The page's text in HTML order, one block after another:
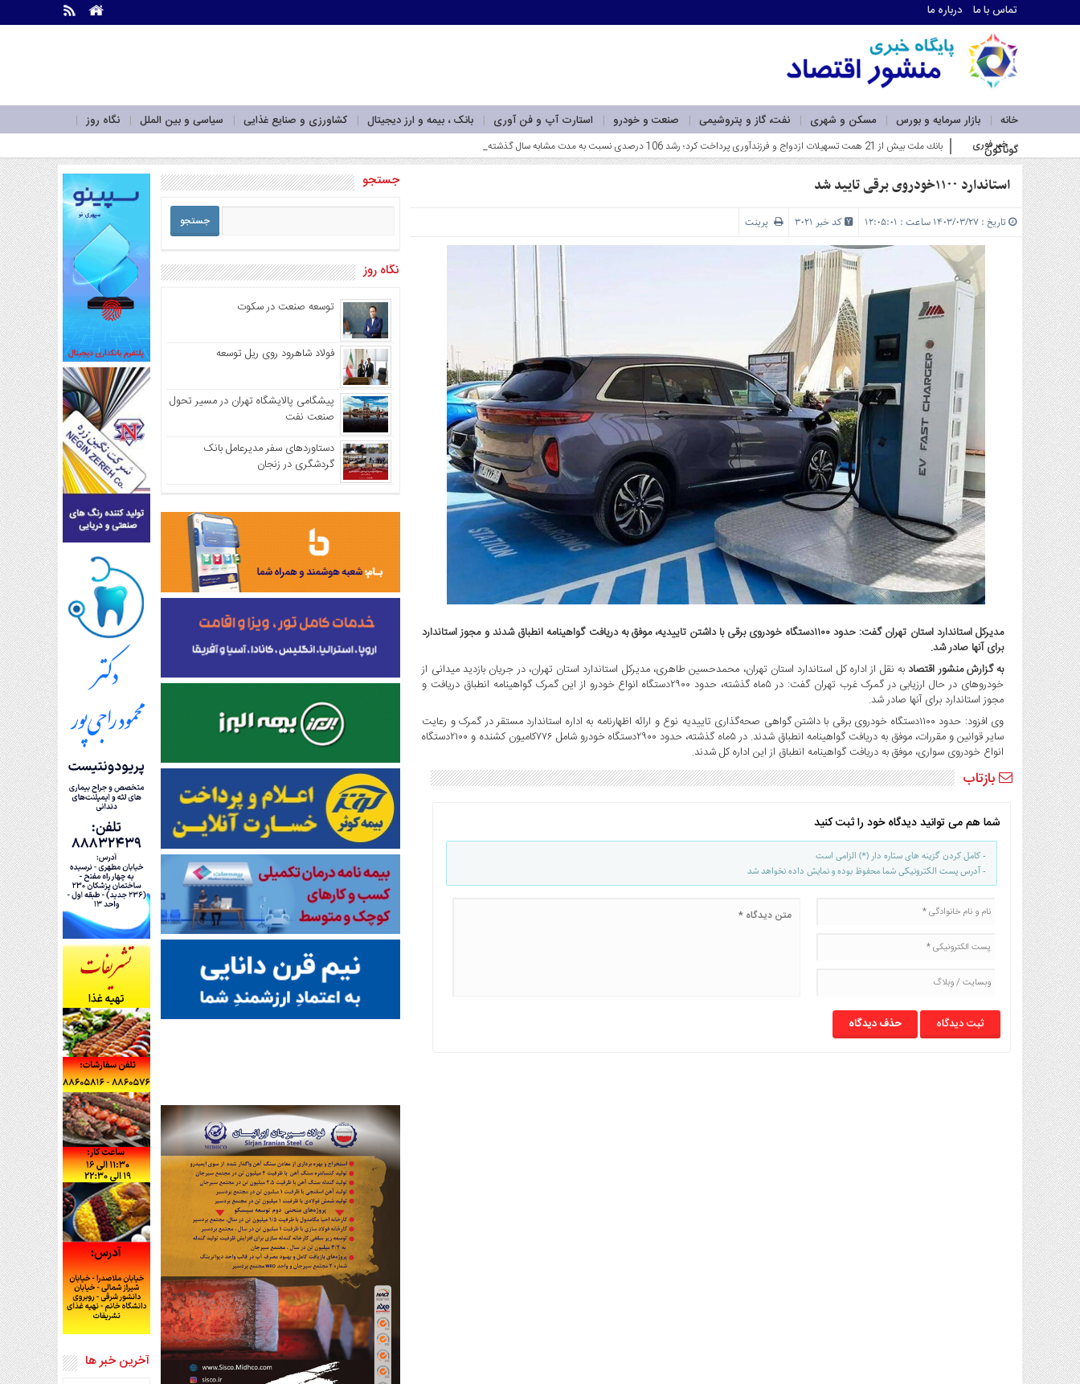
تماس با ما درباره ما
خانه بازار سرمایه و بورس مسکن و شهری نفت، گاز و پتروشیمی صنعت و خودرو استارت آپ و فن آوری بانک ، بیمه و ارز دیجیتال کشاورزی و صنایع غذایی سیاسی و بین الملل
نگاه روز
گوناگون
ما
درباره
سرویس
ها
خانه
بازار
سرمایه
و
بورس
مسکن
و
شهری
نفت،
گاز
و
پتروشیمی
صنعت
و
خودرو
استارت
آپ
و
فن
آوری
بانک
،
بیمه
و
ارز
دیجیتال
کشاورزی
و
صنایع
غذایی
سیاسی
و
بین
الملل
نگاه
روز
گوناگون
خبر فوری بانك ملت بیش از 21 همت تسهیلات ازدواج و فرزندآوری پرداخت كرد؛ رشد 106 درصدی نسبت به مدت مشابه سال گذشته_
استاندارد ۱۱۰۰خودروی برقی تایید شد
تاریخ : ۱۴۰۳/۰۳/۲۷ ساعت : ۱۲:۰۵:۰۱ کد خبر 3021 پرینت
مدیرکل استاندارد استان تهران گفت: حدود ۱۱۰۰دستگاه خودروی برقی با داشتن تاییدیه، موفق به دریافت گواهینامه انطباق شدند و مجوز استاندارد
برای آنها صادر شد.
به گزارش منشور اقتصاد به نقل از اداره کل استاندارد استان تهران، محمدحسین طاهری، مدیرکل استاندارد استان تهران، در جریان بازدید میدانی از
خودرو‌های در حال ارزیابی در گمرک غرب تهران گفت: در ۵ماه گذشته، حدود ۲۹۰۰دستگاه انواع خودرو از این گمرک گواهینامه انطباق دریافت و
مجوز استاندارد برای آنها صادر شد.
وی افزود: حدود ۱۱۰۰دستگاه خودروی برقی با داشتن گواهی صحه‌گذاری تاییدیه نوع و ارائه اظهارنامه به اداره استاندارد مستقر در گمرک و رعایت
سایر قوانین و مقررات، موفق به دریافت گواهینامه انطباق شدند. در ۵ماه گذشته، حدود ۲۹۰۰دستگاه خودرو شامل ۷۷۶کامیون کشنده و ۲۱۰۰دستگاه
انواع خودروی سواری، موفق به دریافت گواهینامه انطباق از این اداره ‌کل شدند.
بازتاب
شما هم می توانید دیدگاه خود را ثبت کنید
- کامل کردن گزینه های ستاره دار (*) الزامی است
- آدرس پست الکترونیکی شما محفوظ بوده و نمایش داده نخواهد شد
حذف دیدگاه
جستجو
نگاه روز
توسعه صنعت در سکوت
فولاد شاهرود روی ریل توسعه
پیشگامی پالایشگاه تهران در مسیر تحول
صنعت نفت
دستاوردهای سفر مدیرعامل بانک
گردشگری در زنجان
آخرین خبر ها